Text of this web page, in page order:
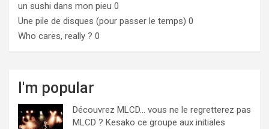
un sushi dans mon pieu 0
Une pile de disques (pour passer le temps) 0
Who cares, really ? 0
I'm popular
Découvrez MLCD… vous ne le regretterez pas
MLCD ? Kesako ce groupe aux initiales